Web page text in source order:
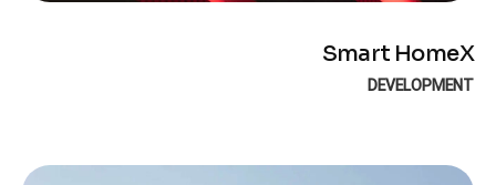
Smart HomeX
DEVELOPMENT